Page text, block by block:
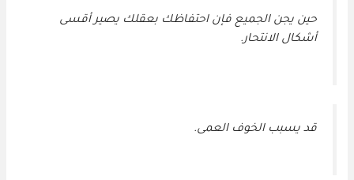
حين يجن الجميع فإن احتفاظك بعقلك يصير أقسى
أشكال الانتحار.
قد يسبب الخوف العمى.